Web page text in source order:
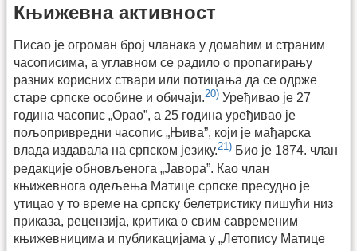
Књижевна активност
Писао је огроман број чланака у домаћим и страним
часописима, а углавном се радило о пропагирању
разних корисних ствари или потицања да се одрже
старе српске особине и обичаји.20) Уређивао је 27
година часопис „Орао”, а 25 година уређивао је
пољопривредни часопис „Њива”, који је мађарска
влада издавала на српском језику.21) Био је 1874. члан
редакције обновљенога „Јавора”. Као члан
књижевнога одељења Матице српске пресудно је
утицао у то време на српску белетристику пишући низ
приказа, рецензија, критика о свим савременим
књижевницима и публикацијама у „Летопису Матице